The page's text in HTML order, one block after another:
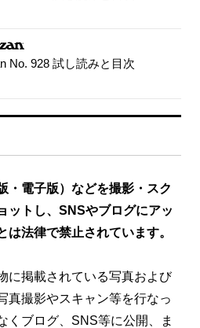
No. 928 試し読みと目次
・電子版）などを撮影・スク
ットし、SNSやブログにアッ
は法律で禁止されています。
に掲載されている写真および
真撮影やスキャン等を行なっ
くブログ、SNS等に公開、ま